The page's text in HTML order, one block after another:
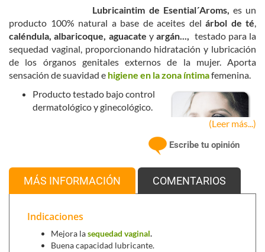
Lubricaintim de Esential´Aroms, es un
producto 100% natural a base de aceites del árbol de té,
caléndula, albaricoque, aguacate yargán..., testado para la
sequedad vaginal, proporcionando hidratación y lubricación
de los órganos genitales externos de la mujer. Aporta
sensación de suavidad e higiene en la zona íntimafemenina.
Producto testado bajo control
dermatológico y ginecológico.
Principales ingredientes activos:
Aceite de árbol de té, con
propiedades antisépticas, ayuda a
eliminar bacterias
íntima.
Aceite de caléndula, ayuda a calmar la irritación y el
picor.
(Leer más...)
Escribe tu opinión
MÁS INFORMACIÓN COMENTARIOS
Indicaciones
Mejora lasequedad vaginal.
Buena capacidad lubricante.